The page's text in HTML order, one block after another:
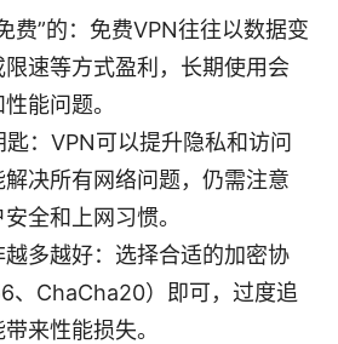
费”的：免费VPN往往以数据变
速等方式盈利，长期使用会
能问题。
：VPN可以提升隐私和访问
决所有网络问题，仍需注意
全和上网习惯。
多越好：选择合适的加密协
、ChaCha20）即可，过度追
来性能损失。